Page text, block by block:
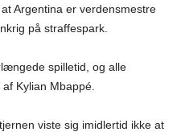
Argentina er verdensmestre
på straffespark.
spilletid, og alle
Kylian Mbappé.
viste sig imidlertid ikke at